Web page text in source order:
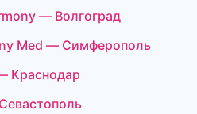
— Волгоград
Med — Симферополь
Краснодар